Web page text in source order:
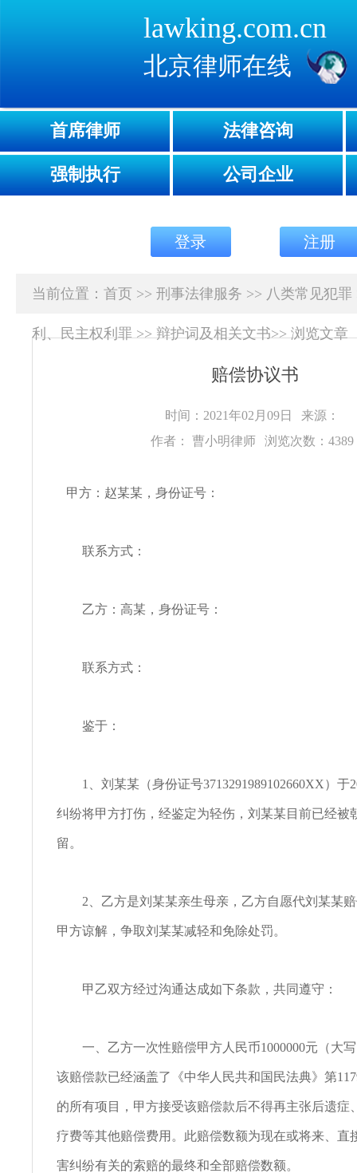
lawking.com.cn
北京律师在线
首席律师 法律咨询
强制执行 公司企业
登录 注册
当前位置： 首页 >> 刑事法律服务 >> 八类常见犯罪
利、民主权利罪>>辩护词及相关文书>>浏览文章
赔偿协议书
时间：2021年02月09日
来源：
作者： 曹小明律师
浏览次数：
甲方：赵某某，身份证号：
联系方式：
乙方：高某，身份证号：
联系方式：
鉴于：
1、刘某某（身份证号3713291989102660XX）于
纠纷将甲方打伤，经鉴定为轻伤，刘某某目前已经被
留。
2、乙方是刘某某亲生母亲，乙方自愿代刘某某赔
甲方谅解，争取刘某某减轻和免除处罚。
甲乙双方经过沟通达成如下条款，共同遵守：
一、乙方一次性赔偿甲方人民币1000000元（大
该赔偿款已经涵盖了《中华人民共和国民法典》第
的所有项目，甲方接受该赔偿款后不得再主张后遗症
疗费等其他赔偿费用。此赔偿数额为现在或将来、直
害纠纷有关的索赔的最终和全部赔偿数额。